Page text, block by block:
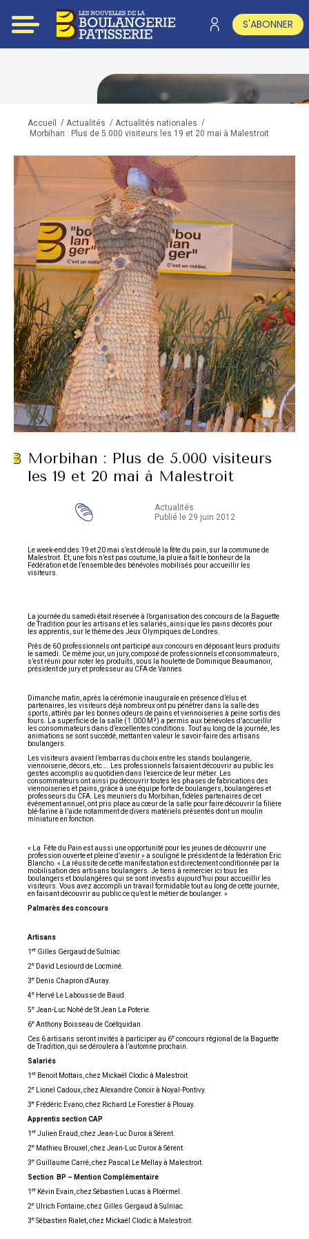
S'ABONNER
Accueil / Actualités / Actualités nationales /
Morbihan : Plus de 5.000 visiteurs les 19 et 20 mai à Malestroit
Morbihan : Plus de 5.000 visiteurs
les 19 et 20 mai à Malestroit
Actualités
Publié le 29 juin 2012
Le week-end des 19 et 20 mai s’est déroulé la fête du pain, sur la commune de
Malestroit. Et, une fois n’est pas coutume, la pluie a fait le bonheur de la
Fédération et de l’ensemble des bénévoles mobilisés pour accueillir les
visiteurs.
La journée du samedi était réservée à l’organisation des concours de la Baguette
de Tradition pour les artisans et les salariés, ainsi que les pains décorés pour
les apprentis, sur le thème des Jeux Olympiques de Londres.
Près de 60 professionnels ont participé aux concours en déposant leurs produits
le samedi. Ce même jour, un jury, composé de professionnels et consommateurs,
s’est réuni pour noter les produits, sous la houlette de Dominique Beaumanoir,
président de jury et professeur au CFA de Vannes.
Dimanche matin, après la cérémonie inaugurale en présence d’élus et
partenaires, les visiteurs déjà nombreux ont pu pénétrer dans la salle des
sports, attirés par les bonnes odeurs de pains et viennoiseries à peine sortis des
fours. La superficie de la salle (1.000 M²) a permis aux bénévoles d’accueillir
les consommateurs dans d’excellentes conditions. Tout au long de la journée, les
animations se sont succédé, mettant en valeur le savoir-faire des artisans
boulangers.
Les visiteurs avaient l’embarras du choix entre les stands boulangerie,
viennoiserie, décors, etc…. Les professionnels faisaient découvrir au public les
gestes accomplis au quotidien dans l’exercice de leur métier. Les
consommateurs ont ainsi pu découvrir toutes les phases de fabrications des
viennoiseries et pains, grâce à une équipe forte de boulangers, boulangères et
professeurs du CFA. Les meuniers du Morbihan, fidèles partenaires de cet
événement annuel, ont pris place au cœur de la salle pour faire découvrir la filière
blé-farine à l’aide notamment de divers matériels présentés dont un moulin
miniature en fonction.
« La Fête du Pain est aussi une opportunité pour les jeunes de découvrir une
profession ouverte et pleine d’avenir » a souligné le président de la fédération Eric
Blancho. « La réussite de cette manifestation est directement conditionnée par la
mobilisation des artisans boulangers. Je tiens à remercier ici tous les
boulangers et boulangères qui se sont investis aujourd’hui pour accueillir les
visiteurs. Vous avez accompli un travail formidable tout au long de cette journée,
en faisant découvrir au public ce qu’est le métier de boulanger. »
Palmarès des concours
Artisans
1 er Gilles Gergaud de Sulniac.
2e David Lesiourd de Locminé.
3e Denis Chapron d’Auray.
4e Hervé Le Labousse de Baud.
5e Jean-Luc Nohé de St Jean La Poterie.
6e Anthony Boisseau de Coëtquidan.
Ces 6 artisans seront invités à participer au 6e concours régional de la Baguette
de Tradition, qui se déroulera à l’automne prochain.
Salariés
1 er Benoit Mottais, chez Mickaël Clodic à Malestroit.
2e
Lionel Cadoux, chez Alexandre Conoir à Noyal-Pontivy.
3e Frédéric Evano, chez Richard Le Forestier à Plouay.
Apprentis section CAP
1 er Julien Eraud, chez Jean-Luc Durox à Sérent.
2e Mathieu Brouxel, chez Jean-Luc Durox à Sérent.
3e Guillaume Carré, chez Pascal Le Mellay à Malestroit.
Section BP – Mention Complémentaire
1 er Kévin Evain, chez Sébastien Lucas à Ploërmel.
2e Ulrich Fontaine, chez Gilles Gergaud à Sulniac.
3e Sébastien Rialet, chez Mickaël Clodic à Malestroit.